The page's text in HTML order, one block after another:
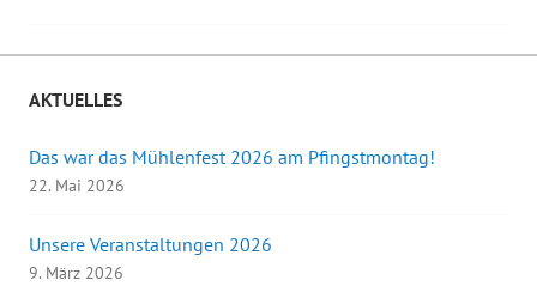
AKTUELLES
Das war das Mühlenfest 2026 am Pfingstmontag!
22. Mai 2026
Unsere Veranstaltungen 2026
9. März 2026